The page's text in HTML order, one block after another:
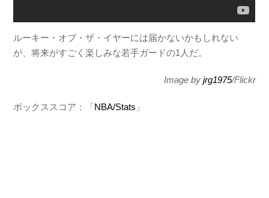
ルーキー・オブ・ザ・イヤーには届かないかもしれない
が、将来がすごく楽しみな若手ガードの1人だ。
Image by jrg1975/Flickr
ボックススコア：「NBA/Stats 」